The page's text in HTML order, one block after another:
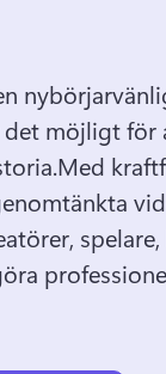
möjligt för
Med